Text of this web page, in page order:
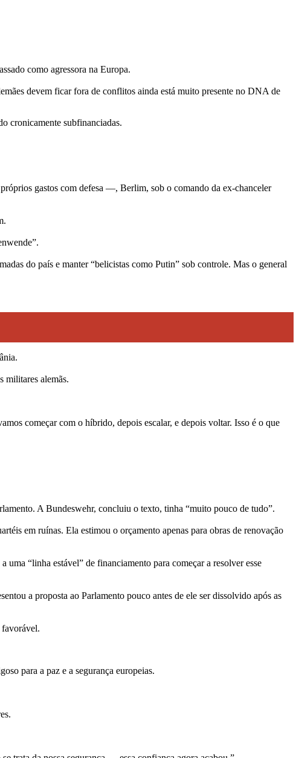
como agressora na Europa.
devem ficar fora de conflitos ainda está muito presente no DNA de
cronicamente subfinanciadas.
gastos com defesa —, Berlim, sob o comando da ex-chanceler
do país e manter “belicistas como Putin” sob controle. Mas o general
militares alemãs.
começar com o híbrido, depois escalar, e depois voltar. Isso é o que
A Bundeswehr, concluiu o texto, tinha “muito pouco de tudo”.
em ruínas. Ela estimou o orçamento apenas para obras de renovação
“linha estável” de financiamento para começar a resolver esse
a proposta ao Parlamento pouco antes de ele ser dissolvido após as
favorável.
para a paz e a segurança europeias.